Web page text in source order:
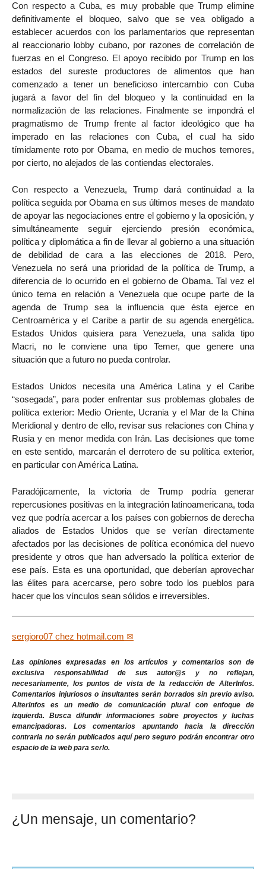
Con respecto a Cuba, es muy probable que Trump elimine
definitivamente el bloqueo, salvo que se vea obligado a
establecer acuerdos con los parlamentarios que representan
al reaccionario lobby cubano, por razones de correlación de
fuerzas en el Congreso. El apoyo recibido por Trump en los
estados del sureste productores de alimentos que han
comenzado a tener un beneficioso intercambio con Cuba
jugará a favor del fin del bloqueo y la continuidad en la
normalización de las relaciones. Finalmente se impondrá el
pragmatismo de Trump frente al factor ideológico que ha
imperado en las relaciones con Cuba, el cual ha sido
tímidamente roto por Obama, en medio de muchos temores,
por cierto, no alejados de las contiendas electorales.
Con respecto a Venezuela, Trump dará continuidad a la
política seguida por Obama en sus últimos meses de mandato
de apoyar las negociaciones entre el gobierno y la oposición, y
simultáneamente seguir ejerciendo presión económica,
política y diplomática a fin de llevar al gobierno a una situación
de debilidad de cara a las elecciones de 2018. Pero,
Venezuela no será una prioridad de la política de Trump, a
diferencia de lo ocurrido en el gobierno de Obama. Tal vez el
único tema en relación a Venezuela que ocupe parte de la
agenda de Trump sea la influencia que ésta ejerce en
Centroamérica y el Caribe a partir de su agenda energética.
Estados Unidos quisiera para Venezuela, una salida tipo
Macri, no le conviene una tipo Temer, que genere una
situación que a futuro no pueda controlar.
Estados Unidos necesita una América Latina y el Caribe
“sosegada”, para poder enfrentar sus problemas globales de
política exterior: Medio Oriente, Ucrania y el Mar de la China
Meridional y dentro de ello, revisar sus relaciones con China y
Rusia y en menor medida con Irán. Las decisiones que tome
en este sentido, marcarán el derrotero de su política exterior,
en particular con América Latina.
Paradójicamente, la victoria de Trump podría generar
repercusiones positivas en la integración latinoamericana, toda
vez que podría acercar a los países con gobiernos de derecha
aliados de Estados Unidos que se verían directamente
afectados por las decisiones de política económica del nuevo
presidente y otros que han adversado la política exterior de
ese país. Esta es una oportunidad, que deberían aprovechar
las élites para acercarse, pero sobre todo los pueblos para
hacer que los vínculos sean sólidos e irreversibles.
sergioro07 chez hotmail.com
Las opiniones expresadas en los artículos y comentarios son de
exclusiva responsabilidad de sus autor@s y no reflejan,
necesariamente, los puntos de vista de la redacción de AlterInfos.
Comentarios injuriosos o insultantes serán borrados sin previo aviso.
AlterInfos es un medio de comunicación plural con enfoque de
izquierda. Busca difundir informaciones sobre proyectos y luchas
emancipadoras. Los comentarios apuntando hacia la dirección
contraria no serán publicados aquí pero seguro podrán encontrar otro
espacio de la web para serlo.
¿Un mensaje, un comentario?